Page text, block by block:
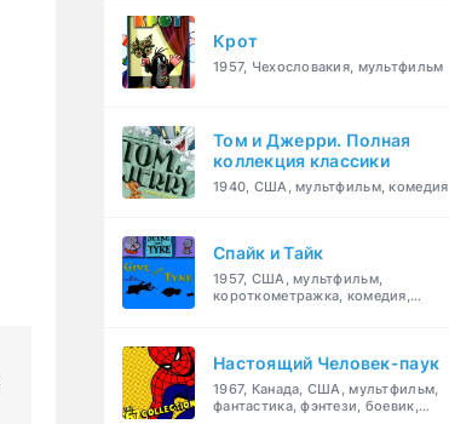
Крот
1957, Чехословакия, мультфильм
Том и Джерри. Полная
коллекция классики
1940, США, мультфильм, комедия
Спайк и Тайк
1957, США, мультфильм,
короткометражка, комедия,
Настоящий Человек-паук
1967, Канада, США, мультфильм,
фантастика, фэнтези, боевик,